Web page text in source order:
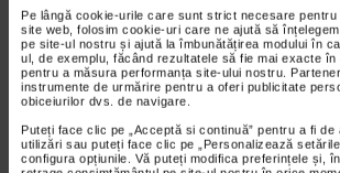
Pe lângă cookie-urile care sunt strict necesare
site web, folosim cookie-uri care ne ajută să
pe site-ul nostru și ajută la îmbunătățirea modului în
ul, de exemplu, făcând rezultatele să fie mai exacte în
pentru a măsura performanța site-ului nostru.
instrumente de urmărire pentru a oferi publicitate
obiceiurilor dvs. de navigare.
Puteți face clic pe „Acceptă si continuă” pentru a fi
utilizări sau puteți face clic pe „Personalizează
configura opțiunile. Vă puteți modifica preferințele și,
Aspecte importante la copii!
Durerea in gat apare cel mai frecvent la
scolara, intre 5 si 15 ani.
Cum diferentiem cauza virala